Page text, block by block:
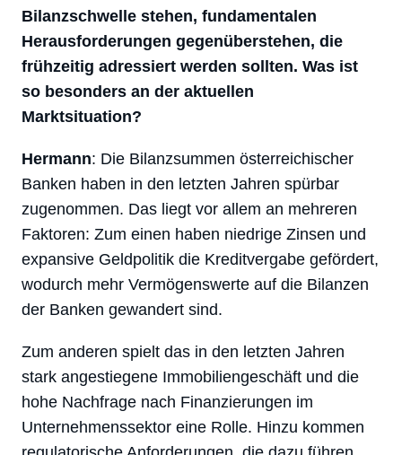
Bilanzschwelle stehen, fundamentalen
Herausforderungen gegenüberstehen, die
frühzeitig adressiert werden sollten. Was ist
so besonders an der aktuellen
Marktsituation?
Hermann: Die Bilanzsummen österreichischer
Banken haben in den letzten Jahren spürbar
zugenommen. Das liegt vor allem an mehreren
Faktoren: Zum einen haben niedrige Zinsen und
expansive Geldpolitik die Kreditvergabe gefördert,
wodurch mehr Vermögenswerte auf die Bilanzen
der Banken gewandert sind.
Zum anderen spielt das in den letzten Jahren
stark angestiegene Immobiliengeschäft und die
hohe Nachfrage nach Finanzierungen im
Unternehmenssektor eine Rolle. Hinzu kommen